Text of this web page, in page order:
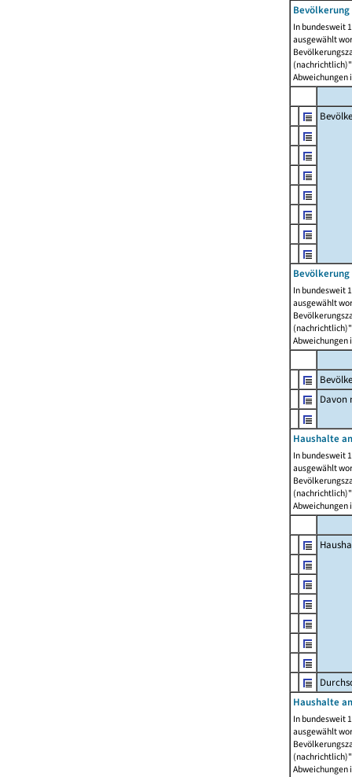
In bundesweit
ausgewählt
Abweichungen
In bundesweit
ausgewählt
Abweichungen
Davon
Haushalte
In bundesweit
ausgewählt
Abweichungen
Haushalte
In bundesweit
ausgewählt
Abweichungen